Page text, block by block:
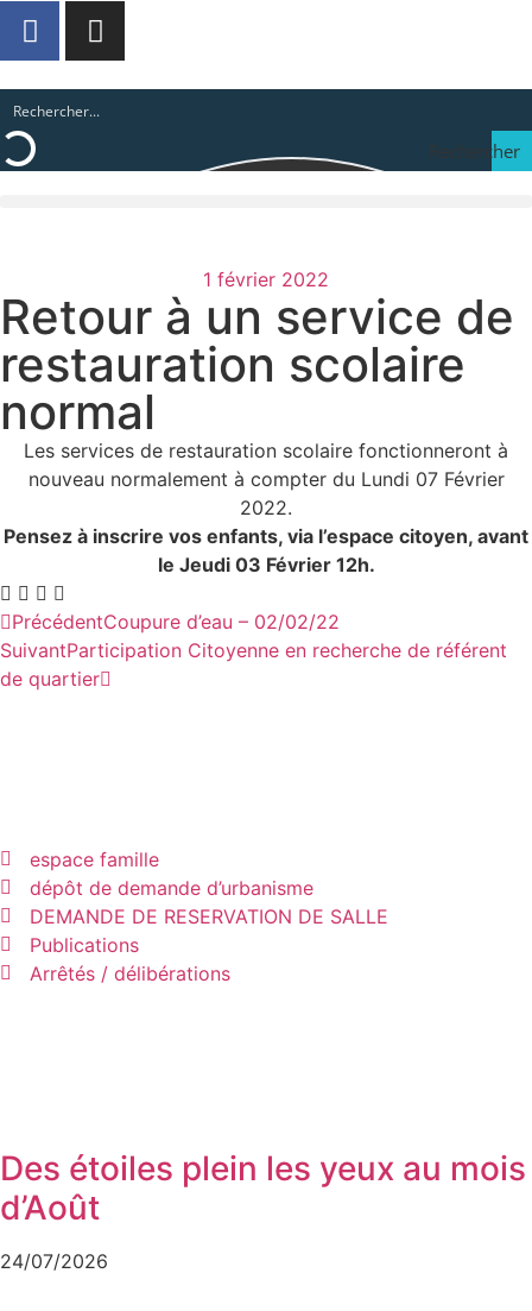
Rechercher
1 février 2022
Retour à un service de
restauration scolaire
normal
Les services de restauration scolaire fonctionneront à
nouveau normalement à compter du Lundi 07 Février
2022.
Pensez à inscrire vos enfants, via l’espace citoyen, avant
le Jeudi 03 Février 12h.
PrécédentCoupure d’eau – 02/02/22
SuivantParticipation Citoyenne en recherche de référent
de quartier
espace famille
dépôt de demande d’urbanisme
DEMANDE DE RESERVATION DE SALLE
Publications
Arrêtés / délibérations
Des étoiles plein les yeux au mois
d’Août
24/07/2026